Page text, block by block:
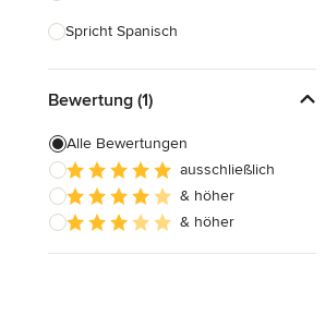
Spricht Spanisch
Bewertung (1)
Alle Bewertungen
ausschließlich
& höher
& höher